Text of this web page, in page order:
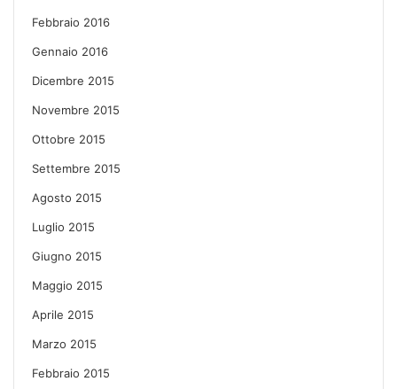
Febbraio 2016
Gennaio 2016
Dicembre 2015
Novembre 2015
Ottobre 2015
Settembre 2015
Agosto 2015
Luglio 2015
Giugno 2015
Maggio 2015
Aprile 2015
Marzo 2015
Febbraio 2015